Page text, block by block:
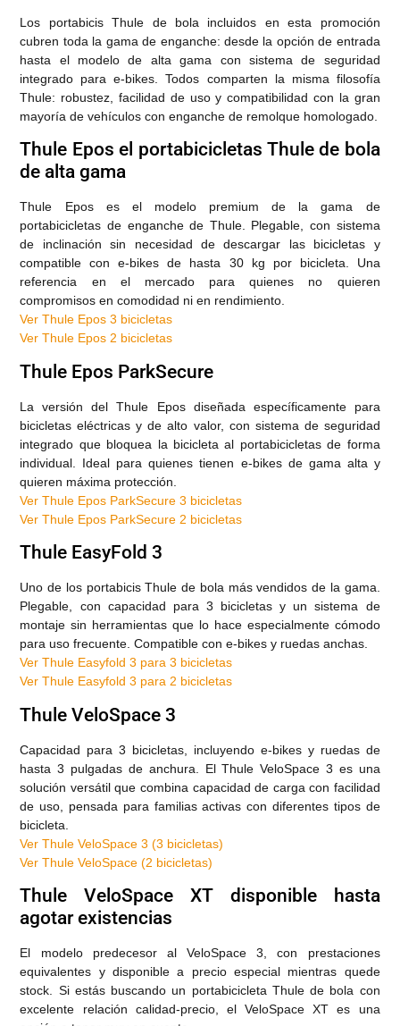
Los portabicis Thule de bola incluidos en esta promoción
cubren toda la gama de enganche: desde la opción de entrada
hasta el modelo de alta gama con sistema de seguridad
integrado para e-bikes. Todos comparten la misma filosofía
Thule: robustez, facilidad de uso y compatibilidad con la gran
mayoría de vehículos con enganche de remolque homologado.
Thule Epos el portabicicletas Thule de bola
de alta gama
Thule Epos es el modelo premium de la gama de
portabicicletas de enganche de Thule. Plegable, con sistema
de inclinación sin necesidad de descargar las bicicletas y
compatible con e-bikes de hasta 30 kg por bicicleta. Una
referencia en el mercado para quienes no quieren
compromisos en comodidad ni en rendimiento.
Ver Thule Epos 3 bicicletas
Ver Thule Epos 2 bicicletas
Thule Epos ParkSecure
La versión del Thule Epos diseñada específicamente para
bicicletas eléctricas y de alto valor, con sistema de seguridad
integrado que bloquea la bicicleta al portabicicletas de forma
individual. Ideal para quienes tienen e-bikes de gama alta y
quieren máxima protección.
Ver Thule Epos ParkSecure 3 bicicletas
Ver Thule Epos ParkSecure 2 bicicletas
Thule EasyFold 3
Uno de los portabicis Thule de bola más vendidos de la gama.
Plegable, con capacidad para 3 bicicletas y un sistema de
montaje sin herramientas que lo hace especialmente cómodo
para uso frecuente. Compatible con e-bikes y ruedas anchas.
Ver Thule Easyfold 3 para 3 bicicletas
Ver Thule Easyfold 3 para 2 bicicletas
Thule VeloSpace 3
Capacidad para 3 bicicletas, incluyendo e-bikes y ruedas de
hasta 3 pulgadas de anchura. El Thule VeloSpace 3 es una
solución versátil que combina capacidad de carga con facilidad
de uso, pensada para familias activas con diferentes tipos de
bicicleta.
Ver Thule VeloSpace 3 (3 bicicletas)
Ver Thule VeloSpace (2 bicicletas)
Thule VeloSpace XT disponible hasta
agotar existencias
El modelo predecesor al VeloSpace 3, con prestaciones
equivalentes y disponible a precio especial mientras quede
stock. Si estás buscando un portabicicleta Thule de bola con
excelente relación calidad-precio, el VeloSpace XT es una